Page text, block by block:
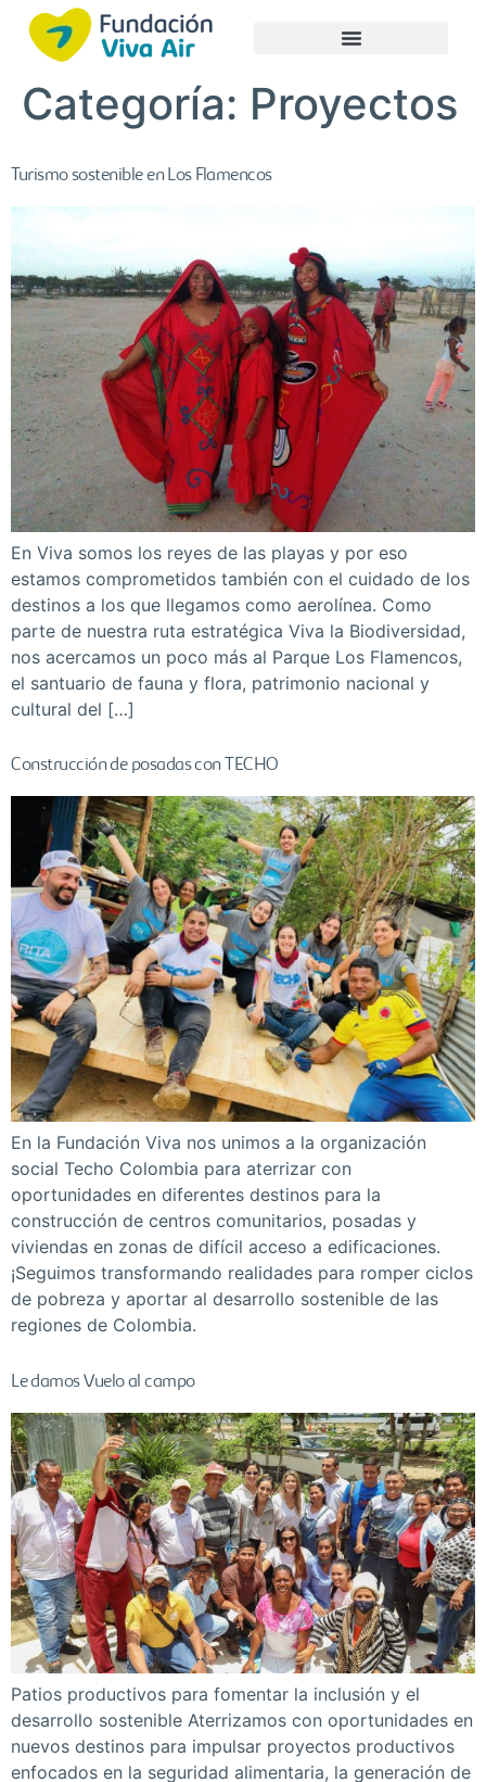
Categoría: Proyectos
Turismo sostenible en Los Flamencos
En Viva somos los reyes de las playas y por eso
estamos comprometidos también con el cuidado de los
destinos a los que llegamos como aerolínea. Como
parte de nuestra ruta estratégica Viva la Biodiversidad,
nos acercamos un poco más al Parque Los Flamencos,
el santuario de fauna y flora, patrimonio nacional y
cultural del […]
Construcción de posadas con TECHO
En la Fundación Viva nos unimos a la organización
social Techo Colombia para aterrizar con
oportunidades en diferentes destinos para la
construcción de centros comunitarios, posadas y
viviendas en zonas de difícil acceso a edificaciones.
¡Seguimos transformando realidades para romper ciclos
de pobreza y aportar al desarrollo sostenible de las
regiones de Colombia.
Le damos Vuelo al campo
Patios productivos para fomentar la inclusión y el
desarrollo sostenible Aterrizamos con oportunidades en
nuevos destinos para impulsar proyectos productivos
enfocados en la seguridad alimentaria, la generación de